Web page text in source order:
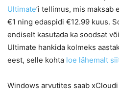
Ultimate’i tellimus, mis maksab
€1 ning edaspidi €12.99 kuus.
endiselt kasutada ka soodsat
Ultimate hankida kolmeks
eest, selle kohta loe lähemalt
Windows arvutites saab